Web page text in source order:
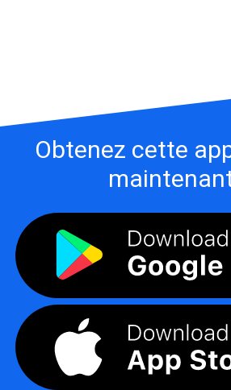
Obtenez cette